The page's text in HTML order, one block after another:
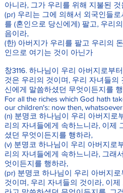
아니라, 그가 우리를 위해 지불된
(pr) 우리는 그에 의해서 외국인들
를 (혼인으로 당신에게) 팔고, 우리
음이라,
(한) 아버지가 우리를 팔고 우리의
인으로 여기는 것이 아닌가
창3116. 하나님이 우리 아버지로부
것은 우리의 것이며, 우리 자녀들의
신에게 말씀하셨던 무엇이든지를
For all the riches which God hath
our children's: now then,
(n) 분명코 하나님이 우리 아버지로
리의 자녀들에게 속하느니라, 이제
셨던 무엇이든지를 행하라,
(v) 분명코 하나님이 우리 아버지로
리의 자녀들에게 속하느니라, 그래
엇이든지를 행하라,
(pr) 분명코 하나님이 우리 아버지
것이며, 우리 자녀들의 것이라, 이